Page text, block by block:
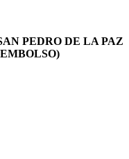
PEDRO DE LA PAZ